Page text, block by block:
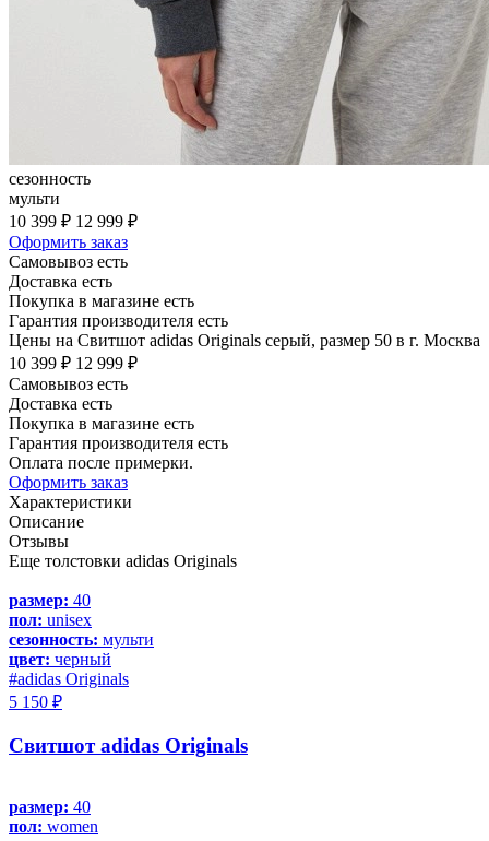
сезонность
мульти
10 399 ₽ 12 999 ₽
Оформить заказ
Самовывоз есть
Доставка есть
Покупка в магазине есть
Гарантия производителя есть
Цены на Свитшот adidas Originals серый, размер 50 в г. Москва
10 399 ₽ 12 999 ₽
Самовывоз есть
Доставка есть
Покупка в магазине есть
Гарантия производителя есть
Оплата после примерки.
Оформить заказ
Характеристики
Описание
Отзывы
Еще толстовки adidas Originals
размер: 40
пол: unisex
сезонность: мульти
цвет: черный
#adidas Originals
5 150 ₽
Свитшот adidas Originals
размер: 40
пол: women